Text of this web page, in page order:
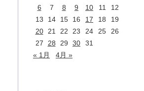
6
7 8 9 10 11
12
13
14 15 16 17 18
19
20
21 22 23 24 25
26
27
28 29 30
31
« 1月
4月 »